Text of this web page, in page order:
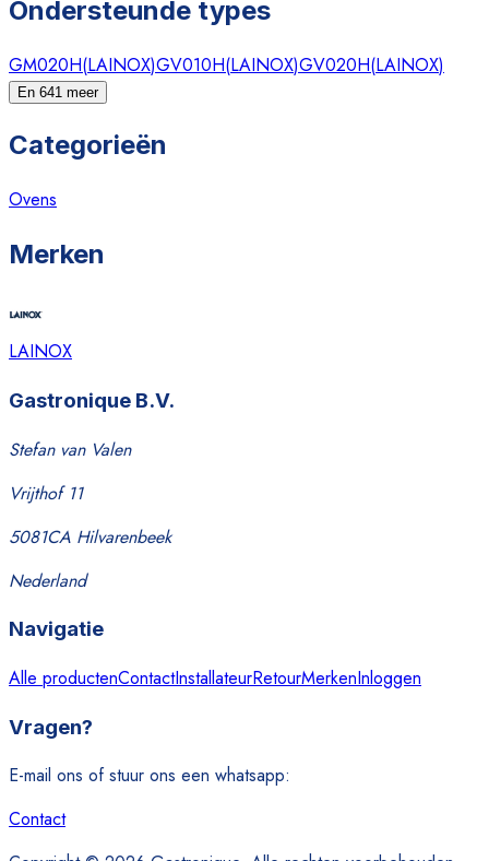
Ondersteunde types
GM020H(LAINOX)GV010H(LAINOX)GV020H(LAINOX)
En 641 meer
Categorieën
Ovens
Merken
LAINOX
Gastronique B.V.
Stefan van Valen
Vrijthof 11
5081CA Hilvarenbeek
Nederland
Navigatie
Alle productenContactInstallateurRetourMerkenInloggen
Vragen?
E-mail ons of stuur ons een whatsapp:
Contact